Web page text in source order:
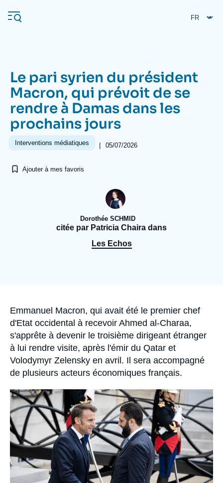
au
contenu
Navigation
principale
L'Ifri
Analyses
Se connecter
Le pari syrien du président
Macron, qui prévoit de se
rendre à Damas dans les
prochains jours
Interventions médiatiques | 05/07/2026
Ajouter à mes favoris
Dorothée SCHMID
citée par Patricia Chaira dans
Les Echos
Accroche
Emmanuel Macron, qui avait été le premier chef
d'Etat occidental à recevoir Ahmed al-Charaa,
s'apprête à devenir le troisième dirigeant étranger
à lui rendre visite, après l'émir du Qatar et
Volodymyr Zelensky en avril. Il sera accompagné
de plusieurs acteurs économiques français.
Image
principale
médiatique